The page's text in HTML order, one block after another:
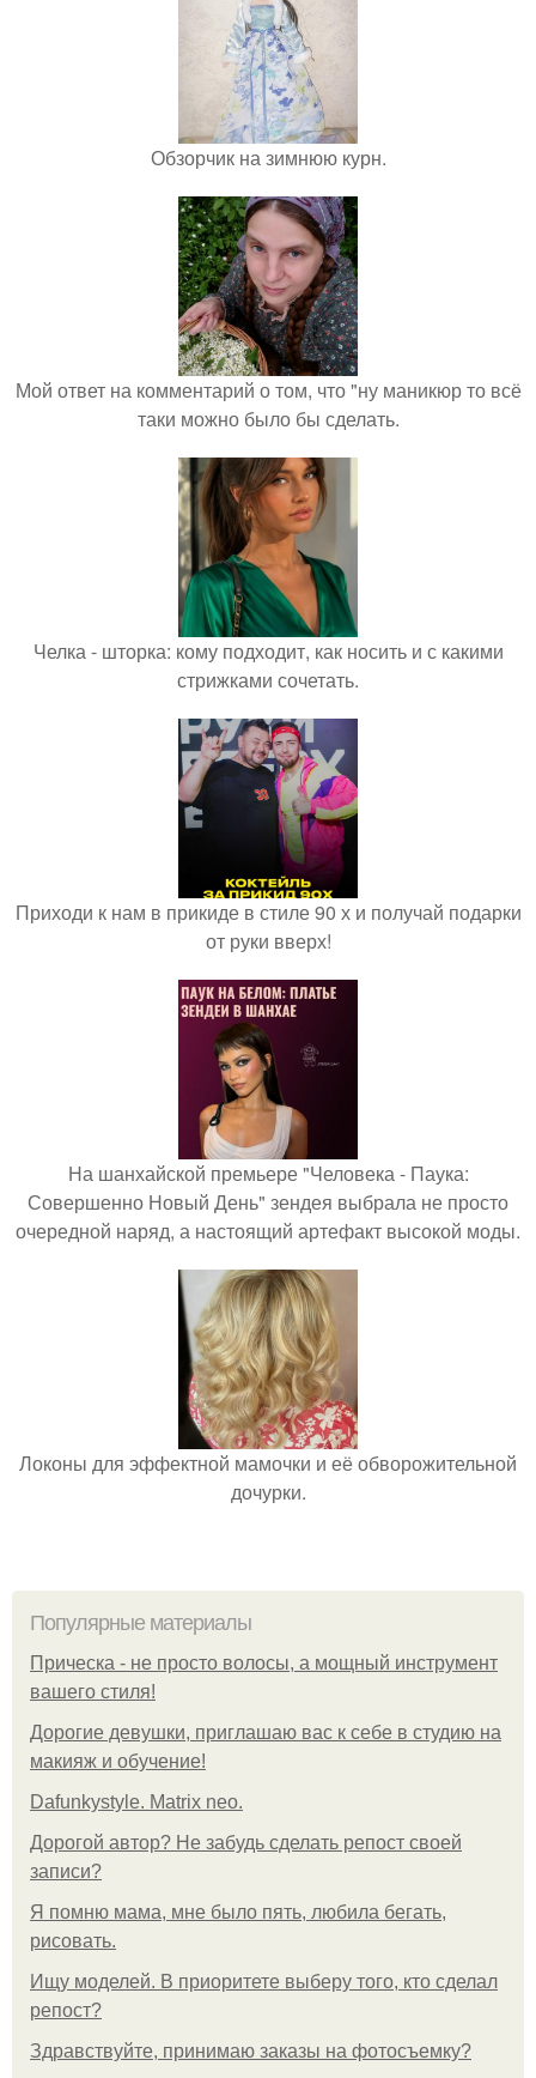
Обзорчик на зимнюю курн.
Мой ответ на комментарий о том, что "ну маникюр то всё
таки можно было бы сделать.
Челка - шторка: кому подходит, как носить и с какими
стрижками сочетать.
Приходи к нам в прикиде в стиле 90 х и получай подарки
от руки вверх!
На шанхайской премьере "Человека - Паука:
Совершенно Новый День" зендея выбрала не просто
очередной наряд, а настоящий артефакт высокой моды.
Локоны для эффектной мамочки и её обворожительной
дочурки.
Популярные материалы
Прическа - не просто волосы, а мощный инструмент
вашего стиля!
Дорогие девушки, приглашаю вас к себе в студию на
макияж и обучение!
Dafunkystyle. Matrix neo.
Дорогой автор? Не забудь сделать репост своей
записи?
Я помню мама, мне было пять, любила бегать,
рисовать.
Ищу моделей. В приоритете выберу того, кто сделал
репост?
Здравствуйте, принимаю заказы на фотосъемку?